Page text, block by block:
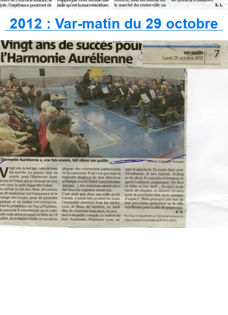
2012 : Var-matin du 29 octobre